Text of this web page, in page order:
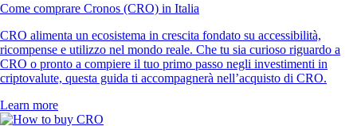
Come comprare Cronos (CRO) in Italia
CRO alimenta un ecosistema in crescita fondato su accessibilità,
ricompense e utilizzo nel mondo reale. Che tu sia curioso riguardo a
CRO o pronto a compiere il tuo primo passo negli investimenti in
criptovalute, questa guida ti accompagnerà nell’acquisto di CRO.
Learn more